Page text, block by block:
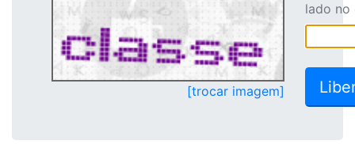
[trocar imagem]
lado no